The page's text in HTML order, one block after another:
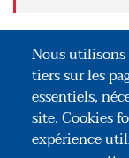
POUR
La
numérique
La
Nous utilisons
tiers sur les
essentiels,
site. Cookies
expérience